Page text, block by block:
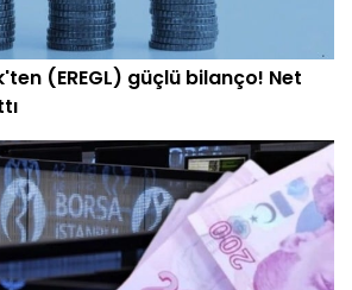
(EREGL) güçlü bilanço! Net